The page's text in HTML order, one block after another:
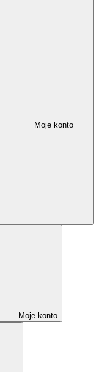
Moje konto
Moje konto